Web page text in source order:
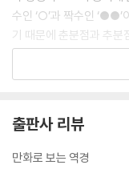
제44괘 구(?)
제45괘 췌(萃)
제46괘 승(升)
제50괘 정(鼎)
제52괘 간(艮)
수인 ‘○’과 짝수인 ‘●●’
기 때문에 춘분점과 추
된다. 이렇게 해서, 춘분
선이 각각 천구(天球)를
‘대연의 수’에서의 ‘대
출판사 리뷰
만화로 보는 역경